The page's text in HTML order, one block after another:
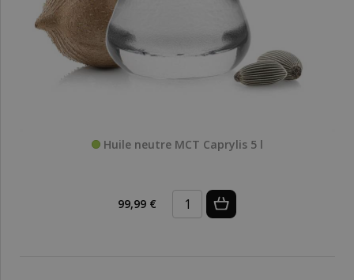
Huile neutre MCT Caprylis 5 l
99,99 €